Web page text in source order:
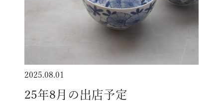
2025.08.01
25年8月の出店予定